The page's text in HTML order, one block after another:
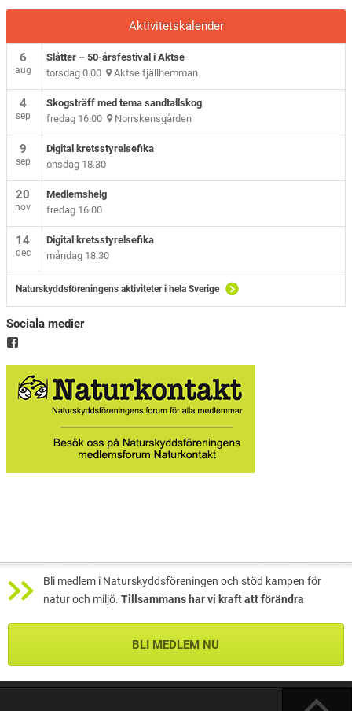
Aktivitetskalender
6
aug
Slåtter – 50-årsfestival i Aktse
torsdag 0.00 Aktse fjällhemman
4
sep
Skogsträff med tema sandtallskog
fredag 16.00 Norrskensgården
9
sep
Digital kretsstyrelsefika
onsdag 18.30
20
nov
Medlemshelg
fredag 16.00
14
dec
Digital kretsstyrelsefika
måndag 18.30
Naturskyddsföreningens aktiviteter i hela Sverige
Sociala medier
Bli medlem i Naturskyddsföreningen och stöd kampen för
natur och miljö. Tillsammans har vi kraft att förändra
BLI MEDLEM NU